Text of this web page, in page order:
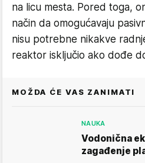
na licu mesta. Pored toga,
način da omogućavaju
nisu potrebne nikakve
reaktor isključio ako dođe
MOŽDA ĆE VAS ZANIMATI
NAUKA
Vodonična
zagađenje